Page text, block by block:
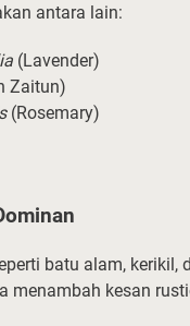
antara lain:
(Lavender)
Zaitun)
(Rosemary)
batu alam, kerikil,
menambah kesan